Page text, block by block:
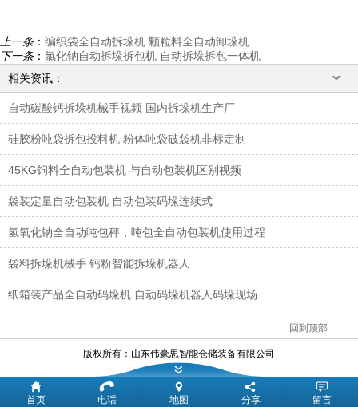
上一条： 编织袋全自动拆垛机 颗粒料全自动卸垛机
下一条： 氯化钠自动拆垛拆包机 自动拆垛拆包一体机
相关资讯：
自动碳酸钙拆垛机械手视频 国内拆垛机生产厂
硅胶粉吨袋拆包投料机 粉体吨袋破袋机非标定制
45KG饲料全自动包装机 与自动包装机区别视频
袋装定量自动包装机 自动包装码垛连续式
氢氧化钠全自动吨包秤，吨包全自动包装机使用过程
袋料拆垛机械手 钙粉智能拆垛机器人
纸箱装产品全自动码垛机 自动码垛机器人码垛现场
回到顶部
版权所有： 山东伟豪思智能仓储装备有限公司
首页 电话 地图 分享 留言